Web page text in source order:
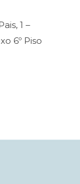
1 –
6º Piso